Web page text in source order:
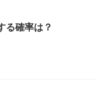
る確率は？